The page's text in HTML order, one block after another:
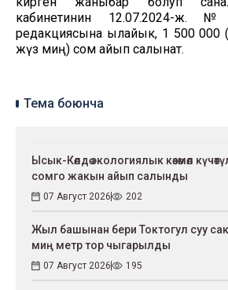
кабинетинин 12.07.2024-ж.
редакциясына ылайык, 1 500 000
жүз миң) сом айып салынат.
Тема боюнча
Ысык-Көлдө экологиялык көзөмөл
сомго жакын айып салынды
07 Август 2026 202
Жыл башынан бери Токтогул суу
миң метр тор чыгарылды
07 Август 2026 195